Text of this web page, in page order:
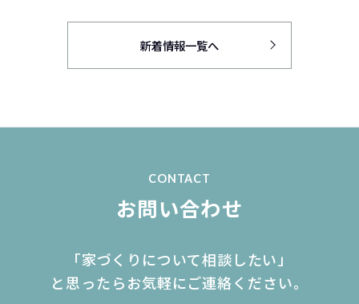
新着情報一覧へ
CONTACT
お問い合わせ
「家づくりについて相談したい」
と思ったらお気軽にご連絡ください。